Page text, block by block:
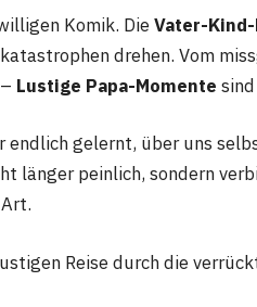
Komik. Die Vater-
drehen. Vom
Lustige Papa-Momente
gelernt, über uns
länger peinlich, sondern
Reise durch die